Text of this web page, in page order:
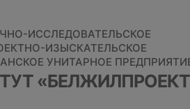
ИССЛЕДОВАТЕЛЬСКОЕ
ИЗЫСКАТЕЛЬСКОЕ
УНИТАРНОЕ